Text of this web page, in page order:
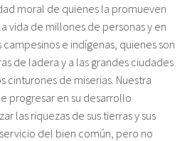
moral de quienes la promueven
vida de millones de personas y en
e indígenas, quienes son
de ladera y a las grandes ciudades
cinturones de miserias. Nuestra
progresar en su desarrollo
las riquezas de sus tierras y sus
del bien común, pero no